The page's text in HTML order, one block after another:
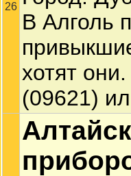
26
В Алголь
хотят они.
(09621)